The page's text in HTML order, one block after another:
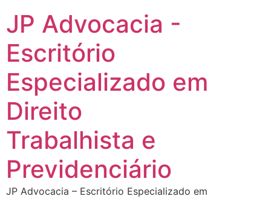
JP Advocacia -
Escritório
Especializado em
Direito
Trabalhista e
Previdenciário
JP Advocacia – Escritório Especializado em